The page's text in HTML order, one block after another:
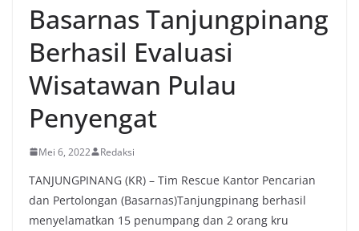
Basarnas Tanjungpinang
Berhasil Evaluasi
Wisatawan Pulau
Penyengat
Mei 6, 2022 Redaksi
TANJUNGPINANG (KR) – Tim Rescue Kantor Pencarian
dan Pertolongan (Basarnas)Tanjungpinang berhasil
menyelamatkan 15 penumpang dan 2 orang kru